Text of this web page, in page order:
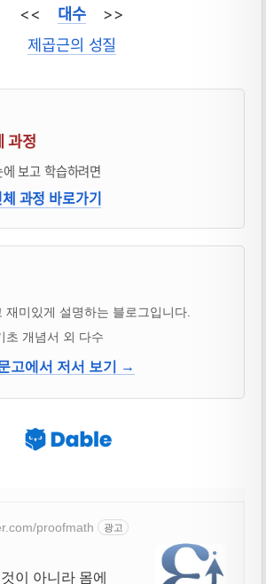
<< 대수 >>
제곱근의 성질
과정
보고 학습하려면
과정 바로가기
교재 소개
재미있게 설명하는 블로그입니다.
초 개념서 외 다수
블로그
고에서 저서 보기 →
proofmath 광고
이 아니라 몸에